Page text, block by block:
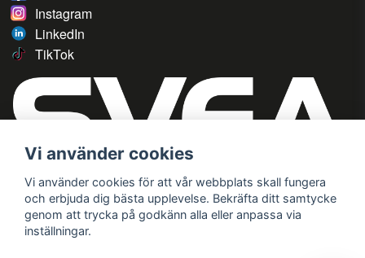
Instagram
LinkedIn
TikTok
Vi använder cookies
Vi använder cookies för att vår webbplats skall fungera
och erbjuda dig bästa upplevelse. Bekräfta ditt samtycke
genom att trycka på godkänn alla eller anpassa via
inställningar.